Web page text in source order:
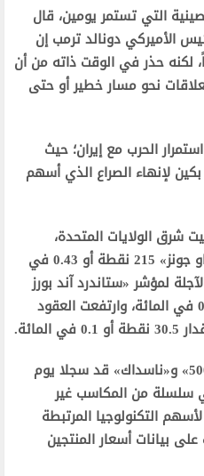
التي تستمر يومين، قال
الأميركي دونالد ترمب إن
لكنه حذر في الوقت ذاته من أن
نحو مسار خطير أو حتى
الحرب مع إيران؛ حيث
لإنهاء الصراع الذي أسهم
صباحاً بتوقيت شرق الولايات المتحدة،
ارتفعت العقود الآجلة لمؤشر «داو جونز» 215 نقطة أو 0.43 في
لمؤشر «ستاندرد آند بورز
500» بمقدار 11.25 نقطة أو 0.15 في المائة، وارتفعت العقود
وكان مؤشرا «ستاندرد آند بورز 500» و«ناسداك» قد سجلا يوم
في سلسلة من المكاسب غير
التكنولوجيا المرتبطة
بيانات أسعار المنتجين